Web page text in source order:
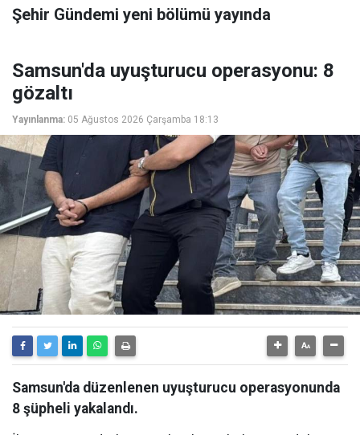
Şehir Gündemi yeni bölümü yayında
Samsun'da uyuşturucu operasyonu: 8
gözaltı
Yayınlanma: 05 Ağustos 2026 Çarşamba 18:13
Samsun'da düzenlenen uyuşturucu operasyonunda
8 şüpheli yakalandı.